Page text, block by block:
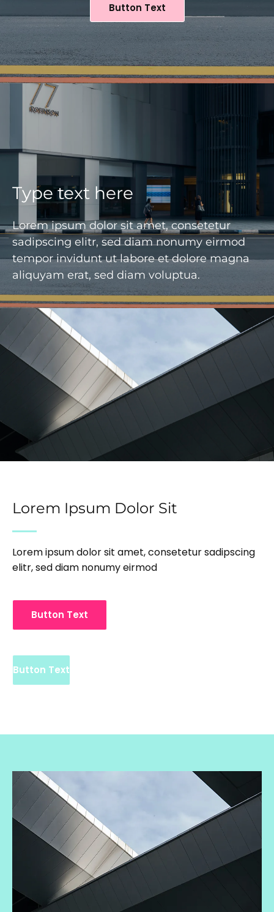
Button Text
Type text here
Lorem ipsum dolor sit amet, consetetur
sadipscing elitr, sed diam nonumy eirmod
tempor invidunt ut labore et dolore magna
aliquyam erat, sed diam voluptua.
Lorem Ipsum Dolor Sit
Lorem ipsum dolor sit amet, consetetur sadipscing
elitr, sed diam nonumy eirmod
Button Text
Button Text